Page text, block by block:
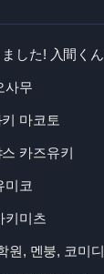
した! 入間く
사무
마코토
카즈유키
미코
키미츠
원, 멘붕, 코미